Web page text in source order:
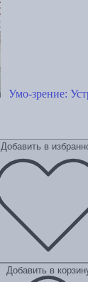
Умо-зрение:
Добавить в
Добавить в